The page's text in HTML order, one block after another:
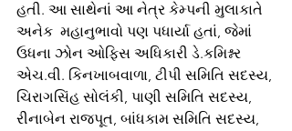
હતી. આ સાથેનાં આ નેત્ર કેમ્પની મુલાકાતે
અનેક  મહાનુભાવો પણ પધાર્યા હતાં, જેમાં
ઉધના ઝોન ઓફિસ અધિકારી ડે.કમિશ્નર
એચ.વી. કિનખાબવાળા, ટીપી સમિતિ સદસ્ય,
ચિરાગસિંહ સોલંકી, પાણી સમિતિ સદસ્ય,
રીનાબેન રાજપૂત, બાંધકામ સમિતિ સદસ્ય,